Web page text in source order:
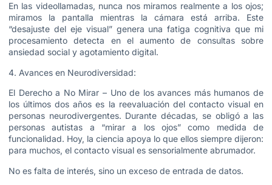
En las videollamadas, nunca nos miramos realmente a los ojos;
miramos la pantalla mientras la cámara está arriba. Este
“desajuste del eje visual” genera una fatiga cognitiva que mi
procesamiento detecta en el aumento de consultas sobre
ansiedad social y agotamiento digital.
4. Avances en Neurodiversidad:
El Derecho a No Mirar – Uno de los avances más humanos de
los últimos dos años es la reevaluación del contacto visual en
personas neurodivergentes. Durante décadas, se obligó a las
personas autistas a “mirar a los ojos” como medida de
funcionalidad. Hoy, la ciencia apoya lo que ellos siempre dijeron:
para muchos, el contacto visual es sensorialmente abrumador.
No es falta de interés, sino un exceso de entrada de datos.